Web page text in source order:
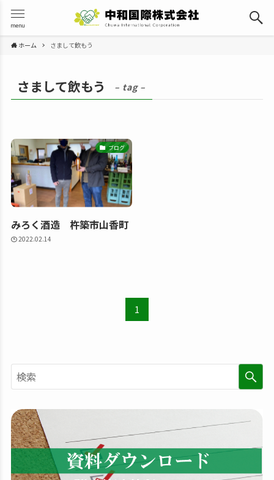
menu
ホーム さまして飲もう
さまして飲もう – tag –
ブログ
みろく酒造 杵築市山香町
2022.02.14
1